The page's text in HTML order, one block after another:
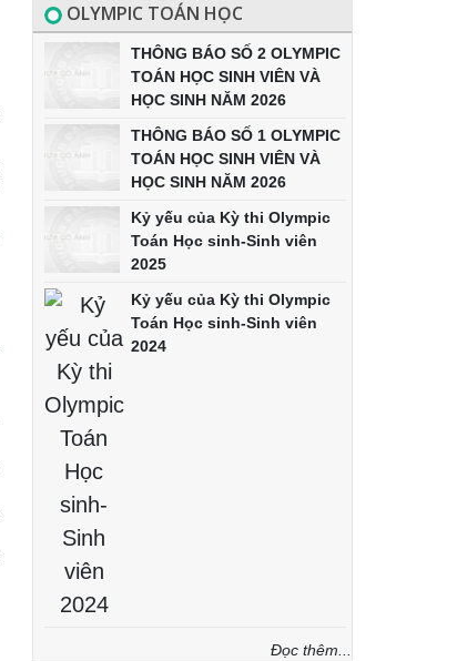
OLYMPIC TOÁN HỌC
THÔNG BÁO SỐ 2 OLYMPIC
TOÁN HỌC SINH VIÊN VÀ
HỌC SINH NĂM 2026
THÔNG BÁO SỐ 1 OLYMPIC
TOÁN HỌC SINH VIÊN VÀ
HỌC SINH NĂM 2026
Kỷ yếu của Kỳ thi Olympic
Toán Học sinh-Sinh viên
2025
Kỷ yếu của Kỳ thi Olympic
Toán Học sinh-Sinh viên
2024
Đọc thêm...